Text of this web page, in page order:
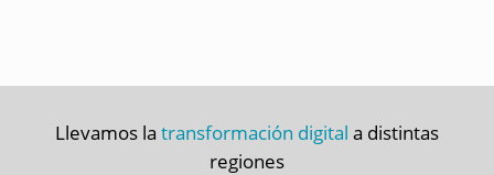
Llevamos la transformación digital a distintas
regiones